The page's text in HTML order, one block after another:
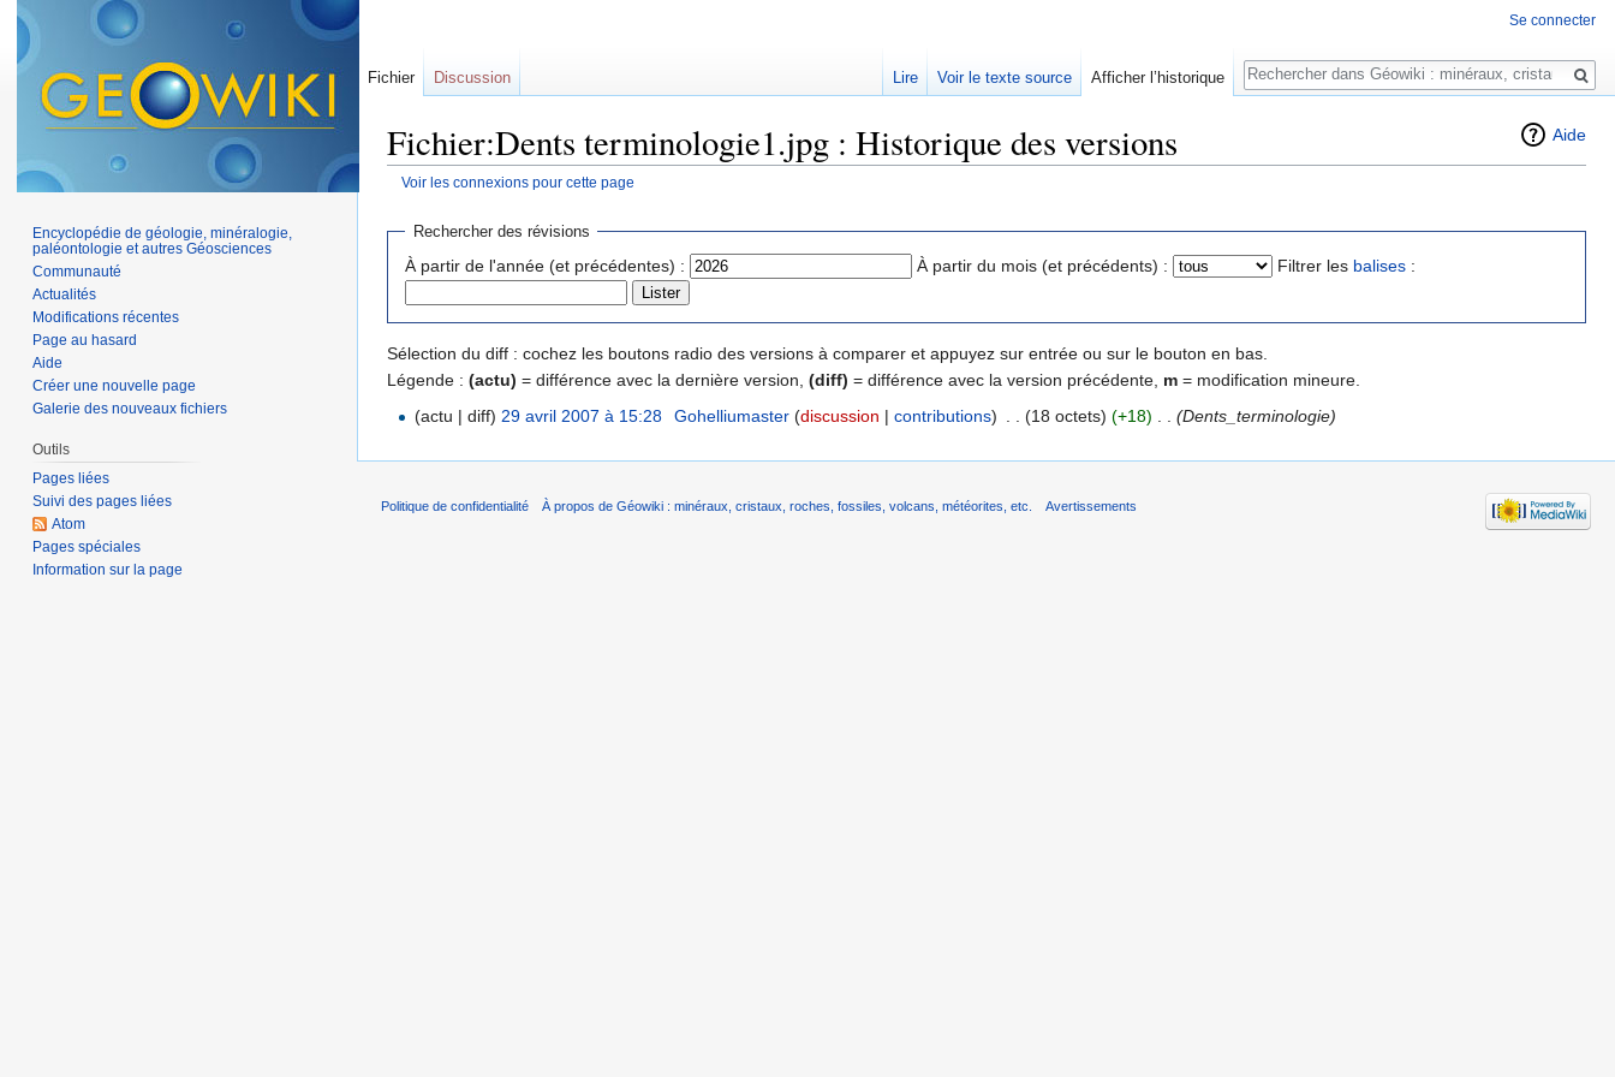
Aide
Fichier:Dents terminologie1.jpg : Historique des versions
Voir les connexions pour cette page
Rechercher des révisions
À partir de l'année (et précédentes) : À partir du mois (et précédents) : Filtrer les balises :
Sélection du diff : cochez les boutons radio des versions à comparer et appuyez sur entrée ou sur le bouton en bas.
Légende : (actu) = différence avec la dernière version, (diff) = différence avec la version précédente, m = modification mineure.
(actu | diff) 29 avril 2007 à 15:28 Gohelliumaster (discussion | contributions) (18 octets) (+18) (Dents_terminologie)
Se connecter
Fichier Discussion Lire Voir le texte source Afficher l’historique
Rechercher
Encyclopédie de géologie, minéralogie,
paléontologie et autres Géosciences
Communauté
Actualités
Modifications récentes
Page au hasard
Aide
Créer une nouvelle page
Galerie des nouveaux fichiers
Outils
Pages liées
Suivi des pages liées
Atom
Pages spéciales
Information sur la page
Politique de confidentialité À propos de Géowiki : minéraux, cristaux, roches, fossiles, volcans, météorites, etc. Avertissements